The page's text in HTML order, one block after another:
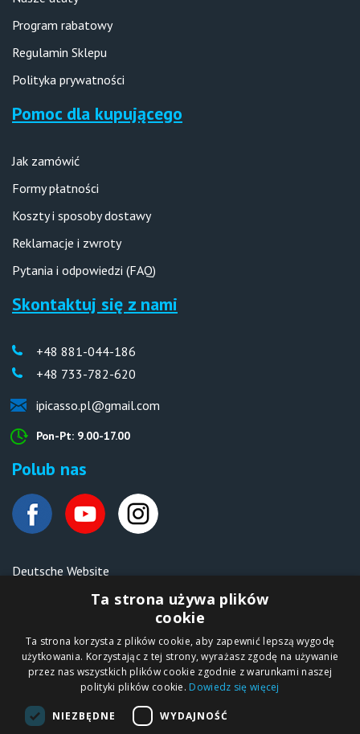
Program rabatowy
Regulamin Sklepu
Polityka prywatności
Pomoc dla kupującego
Jak zamówić
Formy płatności
Koszty i sposoby dostawy
Reklamacje i zwroty
Pytania i odpowiedzi (FAQ)
Skontaktuj się z nami
+48 881-044-186
+48 733-782-620
ipicasso.pl@gmail.com
Pon-Pt: 9.00-17.00
Polub nas
Deutsche Website
Malen nach Zahlen Ipicasso.de
Copyright © 2012-2026
Sklep internetowy
iPICASSO.PL
Malowanie po
numerach – zbliż
się do świata sztuki!
IPICASSO Sp. z o.o.
ul. Słoneczna 194,
05-506 Kolonia
Ta strona używa plików
cookie
Ta strona korzysta z plików cookie, aby zapewnić lepszą wygodę
użytkowania. Korzystając z tej strony, wyrażasz zgodę na używanie
przez nas wszystkich plików cookie zgodnie z warunkami naszej
polityki plików cookie. Dowiedz się więcej
NIEZBĘDNE WYDAJNOŚĆ